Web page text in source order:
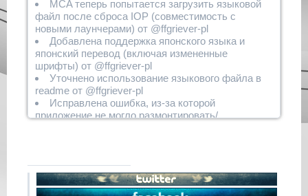
MCA теперь попытается загрузить языковой
файл после сброса IOP (совместимость с
новыми лаунчерами) от @ffgriever-pl
Добавлена ​​поддержка японского языка и
японский перевод (включая измененные
шрифты) от @ffgriever-pl
Уточнено использование языкового файла в
readme от @ffgriever-pl
Исправлена ​​ошибка, из-за которой
приложение не могло размонтировать/
Исправлены слишком длинные подсказки на
португальском, французском и турецком языках
от @ffgriever-pl